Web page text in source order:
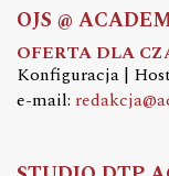
OJS @
OFERTA DLA
Konfiguracja |
e-mail: